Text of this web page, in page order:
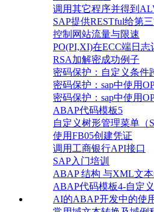
调用其它程序并得到
SAP提供RESTful给第
控制网站流量与限速
PO(PI,XI)在ECC端日志
RSA加解密成功例子
密码保护：自定义条件
密码保护：sap中使用
密码保护：sap中使用
ABAP代码模板5
自定义树形管理菜单（
使用FB05创建凭证
调用工商银行API接口
SAP入门培训
ABAP 结构 与XML文
ABAP代码模板4-自定
AI的ABAP开发中的使